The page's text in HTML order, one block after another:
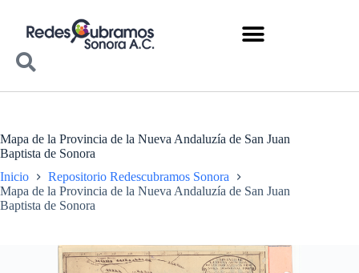
Mapa de la Provincia de la Nueva Andaluzía de San Juan
Baptista de Sonora
Inicio
Repositorio Redescubramos Sonora
Mapa de la Provincia de la Nueva Andaluzía de San Juan
Baptista de Sonora